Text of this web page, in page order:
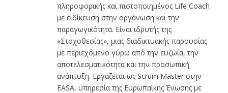
πληροφορικής και πιστοποιημένος Life Coach
με ειδίκευση στην οργάνωση και την
παραγωγικότητα. Είναι ιδρυτής της
«Στοχοθεσίας», μιας διαδικτυακής παρουσίας
με περιεχόμενο γύρω από την ευζωία, την
αποτελεσματικότητα και την προσωπική
ανάπτυξη. Εργάζεται ως Scrum Master στην
EASA, υπηρεσία της Ευρωπαϊκής Ένωσης με